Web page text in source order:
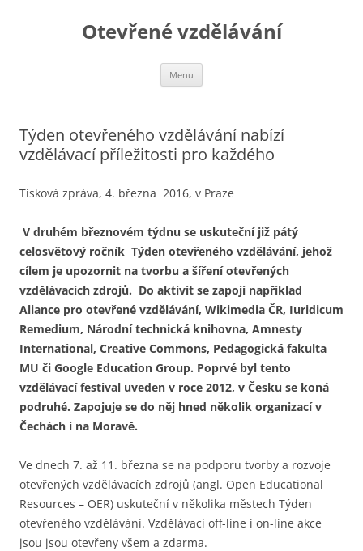
Otevřené vzdělávání
Menu
Týden otevřeného vzdělávání nabízí
vzdělávací příležitosti pro každého
Tisková zpráva, 4. března 2016, v Praze
V druhém březnovém týdnu se uskuteční již pátý
celosvětový ročník Týden otevřeného vzdělávání, jehož
cílem je upozornit na tvorbu a šíření otevřených
vzdělávacích zdrojů. Do aktivit se zapojí například
Aliance pro otevřené vzdělávání, Wikimedia ČR, Iuridicum
Remedium, Národní technická knihovna, Amnesty
International, Creative Commons, Pedagogická fakulta
MU či Google Education Group. Poprvé byl tento
vzdělávací festival uveden v roce 2012, v Česku se koná
podruhé. Zapojuje se do něj hned několik organizací v
Čechách i na Moravě.
Ve dnech 7. až 11. března se na podporu tvorby a rozvoje
otevřených vzdělávacích zdrojů (angl. Open Educational
Resources – OER) uskuteční v několika městech Týden
otevřeného vzdělávání. Vzdělávací off-line i on-line akce
jsou jsou otevřeny všem a zdarma.